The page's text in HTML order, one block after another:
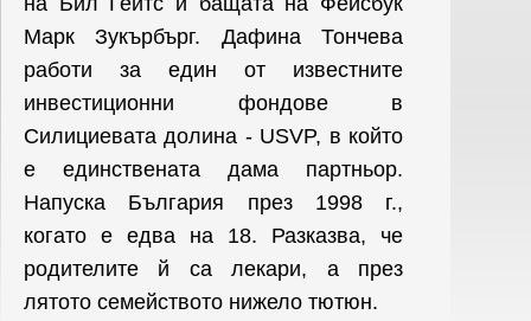
Марк Зукърбърг. Дафина Тончева
работи за един от известните
инвестиционни фондове в
Силициевата долина - USVP, в който
е единствената дама партньор.
Напуска България през 1998 г.,
когато е едва на 18. Разказва, че
родителите й са лекари, а през
лятото семейството нижело тютюн.